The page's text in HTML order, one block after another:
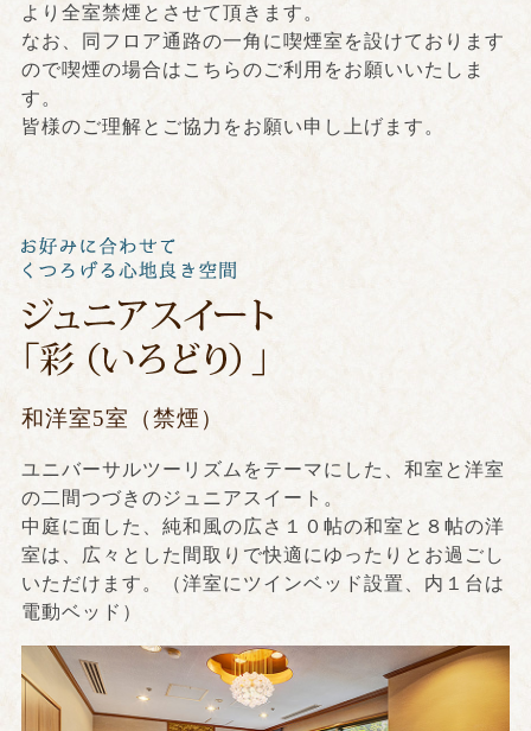
より全室禁煙とさせて頂きます。
なお、同フロア通路の一角に喫煙室を設けております
ので喫煙の場合はこちらのご利用をお願いいたしま
す。
皆様のご理解とご協力をお願い申し上げます。
和洋室5室（禁煙）
ユニバーサルツーリズムをテーマにした、和室と洋室
の二間つづきのジュニアスイート。
中庭に面した、純和風の広さ１０帖の和室と８帖の洋
室は、広々とした間取りで快適にゆったりとお過ごし
いただけます。（洋室にツインベッド設置、内１台は
電動ベッド）